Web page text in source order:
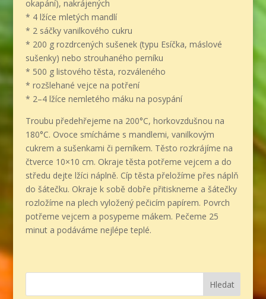
okapání), nakrájených
* 4 lžíce mletých mandlí
* 2 sáčky vanilkového cukru
* 200 g rozdrcených sušenek (typu Esíčka, máslové
sušenky) nebo strouhaného perníku
* 500 g listového těsta, rozváleného
* rozšlehané vejce na potření
* 2–4 lžíce nemletého máku na posypání
Troubu předehřejeme na 200°C, horkovzdušnou na
180°C. Ovoce smícháme s mandlemi, vanilkovým
cukrem a sušenkami či perníkem. Těsto rozkrájíme na
čtverce 10×10 cm. Okraje těsta potřeme vejcem a do
středu dejte lžíci náplně. Cíp těsta přeložíme přes náplň
do šátečku. Okraje k sobě dobře přitiskneme a šátečky
rozložíme na plech vyložený pečicím papírem. Povrch
potřeme vejcem a posypeme mákem. Pečeme 25
minut a podáváme nejlépe teplé.
Hledat